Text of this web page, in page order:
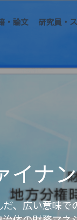
・論文 研究員・
イナン
、広い意味
治体の財務マネ